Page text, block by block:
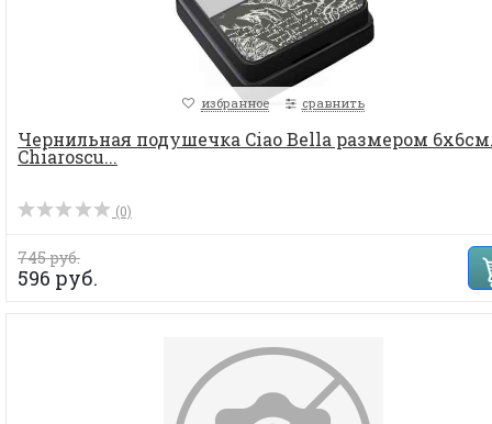
избранное сравнить
Чернильная подушечка Ciao Bella размером
Chiaroscu...
(0)
745 руб.
596 руб.